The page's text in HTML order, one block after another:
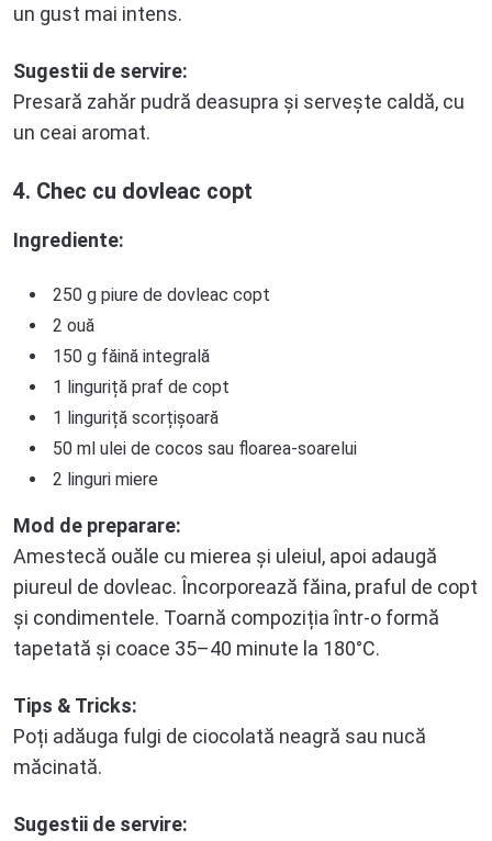
un gust mai intens.
Sugestii de servire:
Presară zahăr pudră deasupra și servește caldă, cu
un ceai aromat.
4. Chec cu dovleac copt
Ingrediente:
250 g piure de dovleac copt
2 ouă
150 g făină integrală
1 linguriță praf de copt
1 linguriță scorțișoară
50 ml ulei de cocos sau floarea-soarelui
2 linguri miere
Mod de preparare:
Amestecă ouăle cu mierea și uleiul, apoi adaugă
piureul de dovleac. Încorporează făina, praful de copt
și condimentele. Toarnă compoziția într-o formă
tapetată și coace 35–40 minute la 180°C.
Tips & Tricks:
Poți adăuga fulgi de ciocolată neagră sau nucă
măcinată.
Sugestii de servire: